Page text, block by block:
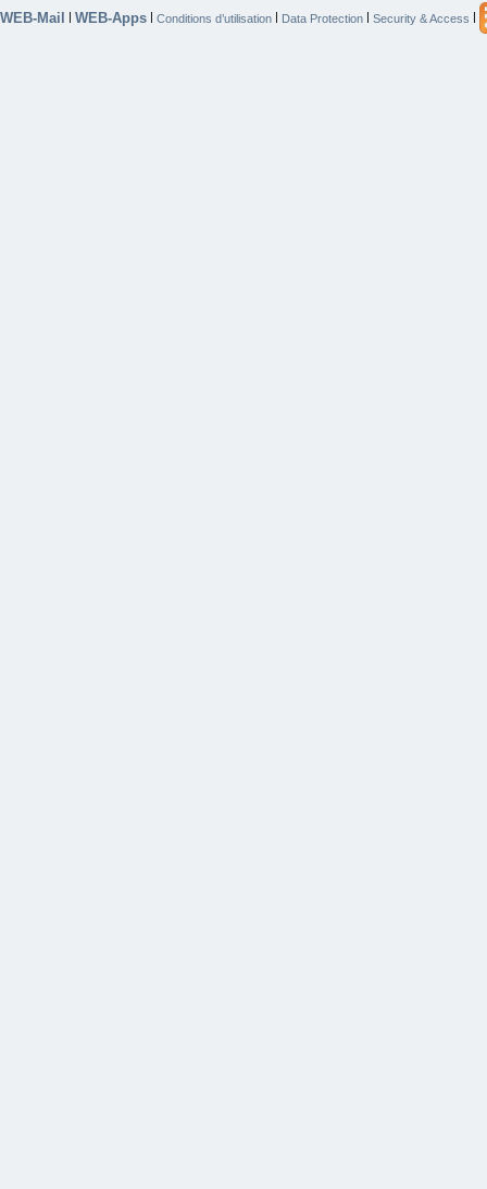
WEB-Mail | WEB-Apps | Conditions d’utilisation | Data Protection | Security & Access |